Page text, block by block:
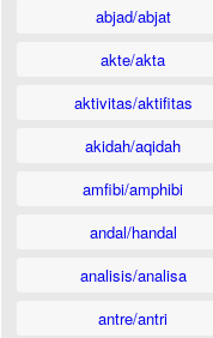
abjad/abjat
akte/akta
aktivitas/aktifitas
akidah/aqidah
amfibi/amphibi
andal/handal
analisis/analisa
antre/antri